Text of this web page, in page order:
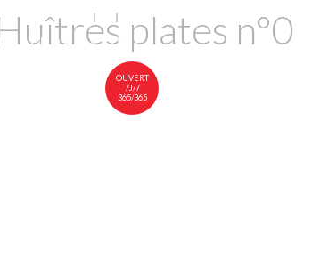
OUVERT
7J/7
365/365
RENDRE VISITEplates n°0